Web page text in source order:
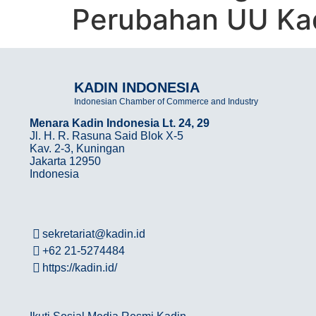
Perubahan UU
KADIN INDONESIA
Indonesian Chamber of Commerce and Industry
Menara Kadin Indonesia Lt. 24, 29
Jl. H. R. Rasuna Said Blok X-5
Kav. 2-3, Kuningan
Jakarta 12950
Indonesia
sekretariat@kadin.id
+62 21-5274484
https://kadin.id/